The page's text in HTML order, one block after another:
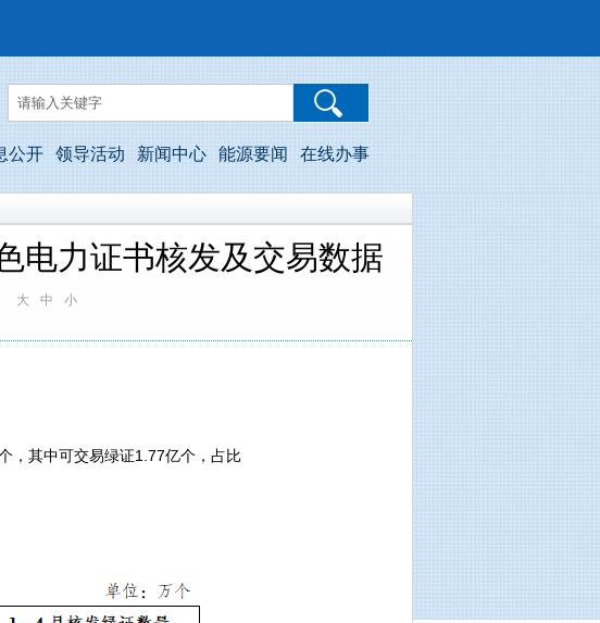
公开 领导活动 新闻中心 能源要闻 在线办事
电力证书核发及交易数据
大 中 小
，其中可交易绿证1.77亿个，占比